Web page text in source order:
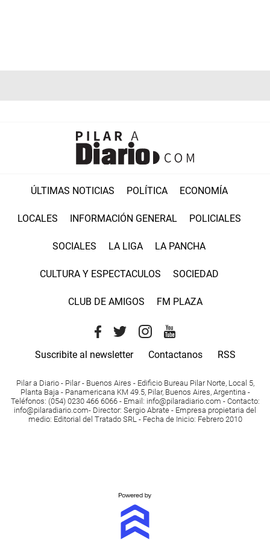
ÚLTIMAS NOTICIAS POLÍTICA ECONOMÍA
LOCALES INFORMACIÓN GENERAL POLICIALES
SOCIALES LA LIGA LA PANCHA
CULTURA Y ESPECTACULOS SOCIEDAD
CLUB DE AMIGOS FM PLAZA
Suscribite al newsletter Contactanos RSS
Pilar a Diario - Pilar - Buenos Aires - Edificio Bureau Pilar Norte, Local 5,
Planta Baja - Panamericana KM 49.5, Pilar, Buenos Aires, Argentina -
Teléfonos: (054) 0230 466 6066 - Email : info@pilaradiario.com - Contacto:
info@pilaradiario.com- Director: Sergio Abrate - Empresa propietaria del
medio: Editorial del Tratado SRL - Fecha de Inicio: Febrero 2010